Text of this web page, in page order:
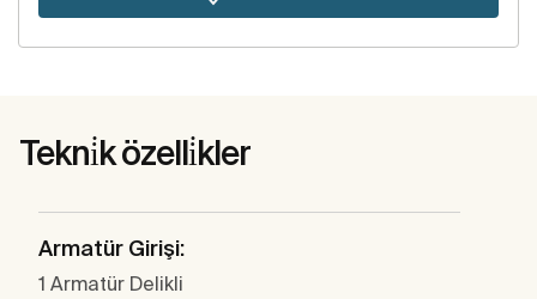
Tekni̇k özelli̇kler
Armatür Girişi:
1 Armatür Delikli